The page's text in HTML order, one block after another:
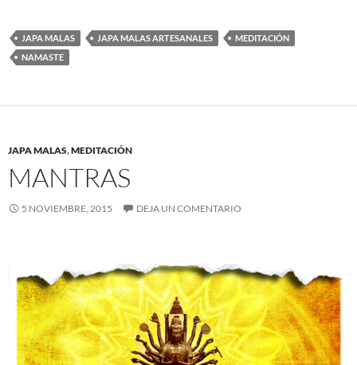
JAPA MALAS JAPA MALAS ARTESANALES
MEDITACIÓN
NAMASTE
JAPA MALAS,MEDITACIÓN
MANTRAS
5 NOVIEMBRE, 2015 DEJA UN COMENTARIO